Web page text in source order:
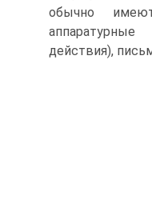
обычно
действия),